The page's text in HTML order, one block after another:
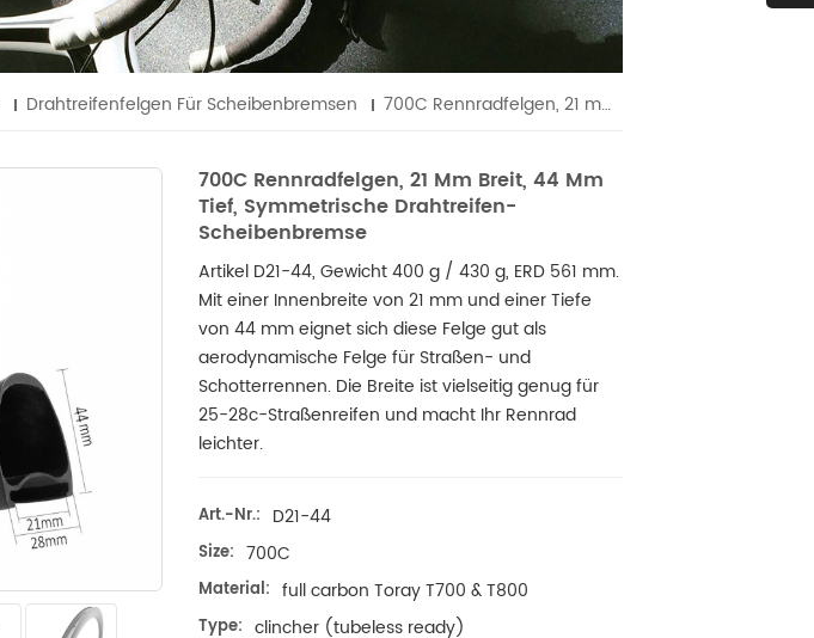
Drahtreifenfelgen Für Scheibenbremsen 700C Rennradfelgen, 21 mm breit, 44 mm tief, symmetrische Drahtreifen-Scheibenbremse
700C Rennradfelgen, 21 Mm Breit, 44 Mm
Tief, Symmetrische Drahtreifen-
Scheibenbremse
Artikel D21-44, Gewicht 400 g / 430 g, ERD 561 mm.
Mit einer Innenbreite von 21 mm und einer Tiefe
von 44 mm eignet sich diese Felge gut als
aerodynamische Felge für Straßen- und
Schotterrennen. Die Breite ist vielseitig genug für
25-28c-Straßenreifen und macht Ihr Rennrad
leichter.
Art.-Nr.: D21-44
Size: 700C
Material: full carbon Toray T700 & T800
Type: clincher (tubeless ready)